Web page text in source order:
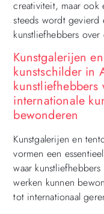
creativiteit, maar ook
steeds wordt
kunstliefhebbers
Kunstgalerijen
kunstschilder in
kunstliefhebbers
internationale
bewonderen
Kunstgalerijen en
vormen een
waar
werken kunnen
tot internationaal